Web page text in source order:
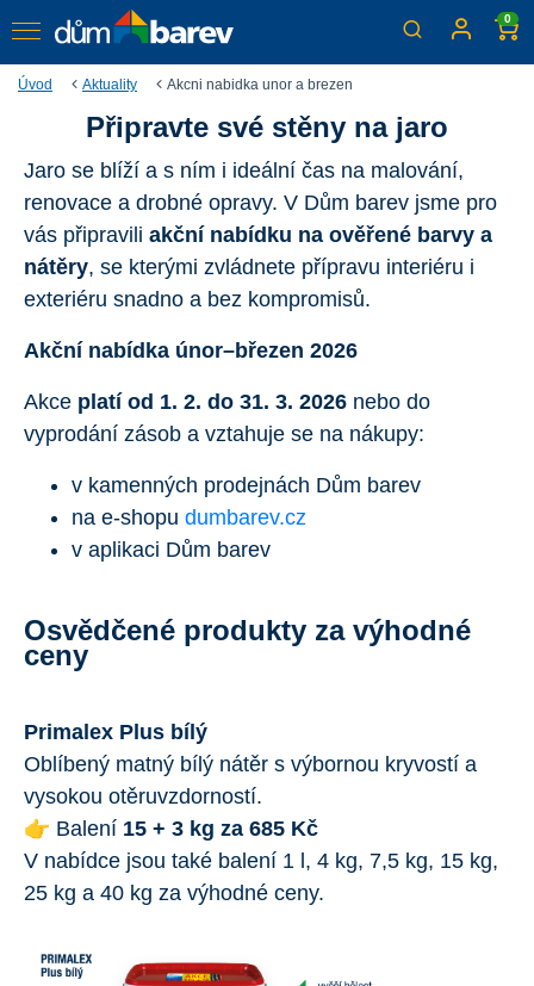
0
Úvod Aktuality Akcni nabidka unor a brezen
Pusťte jaro do svých
domovů
Využijte akční nabídku a rozjasněte váš interiér!
Připravte své stěny na jaro
Jaro se blíží a s ním i ideální čas na malování,
renovace a drobné opravy. V Dům barev jsme pro
vás připravili akční nabídku na ověřené barvy a
nátěry, se kterými zvládnete přípravu interiéru i
exteriéru snadno a bez kompromisů.
Akční nabídka únor–březen 2026
Akce platí od 1. 2. do 31. 3. 2026 nebo do
vyprodání zásob a vztahuje se na nákupy:
v kamenných prodejnách Dům barev
na e-shopu dumbarev.cz
v aplikaci Dům barev
Osvědčené produkty za výhodné
ceny
Primalex Plus bílý
Oblíbený matný bílý nátěr s výbornou kryvostí a
vysokou otěruvzdorností.
👉 Balení 15 + 3 kg za 685 Kč
V nabídce jsou také balení 1 l, 4 kg, 7,5 kg, 15 kg,
25 kg a 40 kg za výhodné ceny.